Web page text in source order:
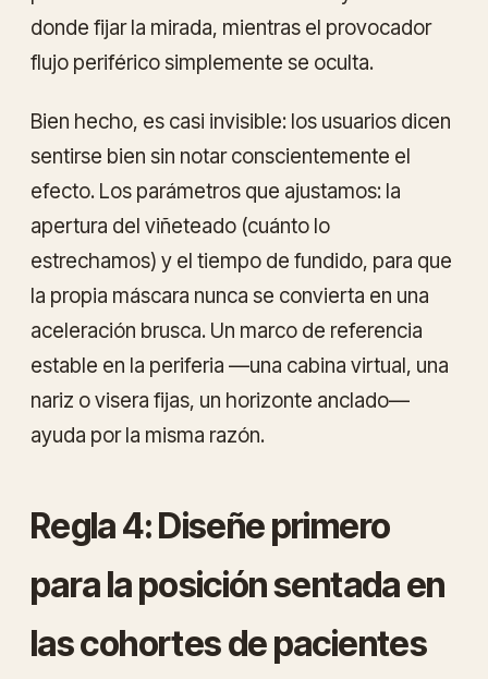
donde fijar la mirada, mientras el provocador
flujo periférico simplemente se oculta.
Bien hecho, es casi invisible: los usuarios dicen
sentirse bien sin notar conscientemente el
efecto. Los parámetros que ajustamos: la
apertura del viñeteado (cuánto lo
estrechamos) y el tiempo de fundido, para que
la propia máscara nunca se convierta en una
aceleración brusca. Un marco de referencia
estable en la periferia —una cabina virtual, una
nariz o visera fijas, un horizonte anclado—
ayuda por la misma razón.
Regla 4: Diseñe primero
para la posición sentada en
las cohortes de pacientes